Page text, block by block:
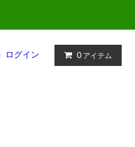
ログイン 0 アイテム